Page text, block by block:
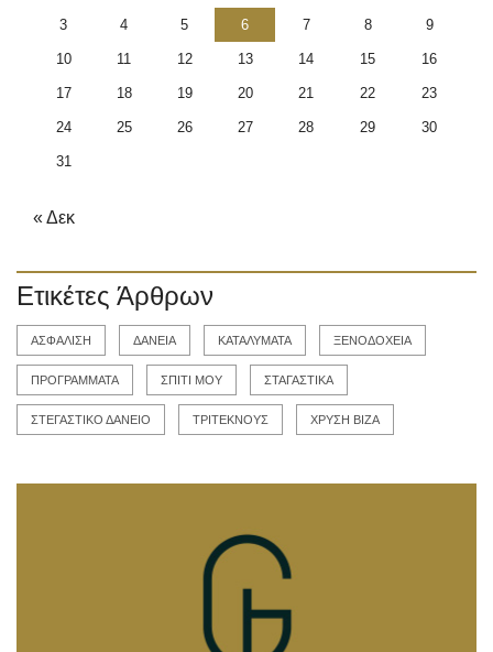
3 4 5 6 7 8 9
10 11 12 13 14 15 16
17 18 19 20 21 22 23
24 25 26 27 28 29 30
31
« Δεκ
Ετικέτες Άρθρων
ΑΣΦΑΛΙΣΗ ΔΑΝΕΙΑ ΚΑΤΑΛΥΜΑΤΑ ΞΕΝΟΔΟΧΕΙΑ
ΠΡΟΓΡΑΜΜΑΤΑ ΣΠΙΤΙ ΜΟΥ ΣΤΑΓΑΣΤΙΚΑ
ΣΤΕΓΑΣΤΙΚΟ ΔΑΝΕΙΟ ΤΡΙΤΕΚΝΟΥΣ ΧΡΥΣΗ ΒΙΖΑ